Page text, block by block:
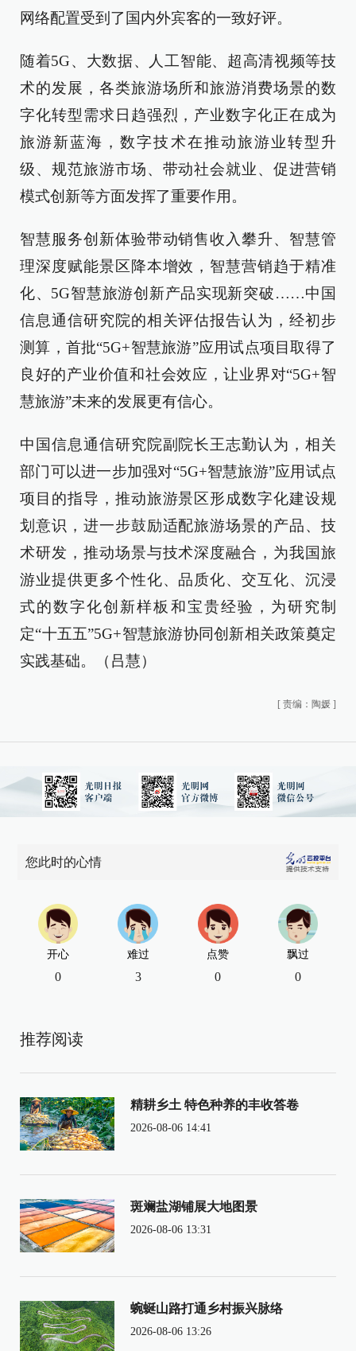
网络配置受到了国内外宾客的一致好评。
随着5G、大数据、人工智能、超高清视频等技
术的发展，各类旅游场所和旅游消费场景的数
字化转型需求日趋强烈，产业数字化正在成为
旅游新蓝海，数字技术在推动旅游业转型升
级、规范旅游市场、带动社会就业、促进营销
模式创新等方面发挥了重要作用。
智慧服务创新体验带动销售收入攀升、智慧管
理深度赋能景区降本增效，智慧营销趋于精准
化、5G智慧旅游创新产品实现新突破……中国
信息通信研究院的相关评估报告认为，经初步
测算，首批“5G+智慧旅游”应用试点项目取得了
良好的产业价值和社会效应，让业界对“5G+智
慧旅游”未来的发展更有信心。
中国信息通信研究院副院长王志勤认为，相关
部门可以进一步加强对“5G+智慧旅游”应用试点
项目的指导，推动旅游景区形成数字化建设规
划意识，进一步鼓励适配旅游场景的产品、技
术研发，推动场景与技术深度融合，为我国旅
游业提供更多个性化、品质化、交互化、沉浸
式的数字化创新样板和宝贵经验，为研究制
定“十五五”5G+智慧旅游协同创新相关政策奠定
实践基础。（吕慧）
[ 责编：陶媛 ]
您此时的心情
开心
0
难过
3
点赞
0
飘过
0
推荐阅读
精耕乡土 特色种养的丰收答卷
2026-08-06 14:41
斑斓盐湖铺展大地图景
2026-08-06 13:31
蜿蜒山路打通乡村振兴脉络
2026-08-06 13:26